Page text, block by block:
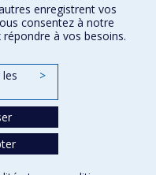
enregistrent vos
consentez à notre
à vos besoins.
>